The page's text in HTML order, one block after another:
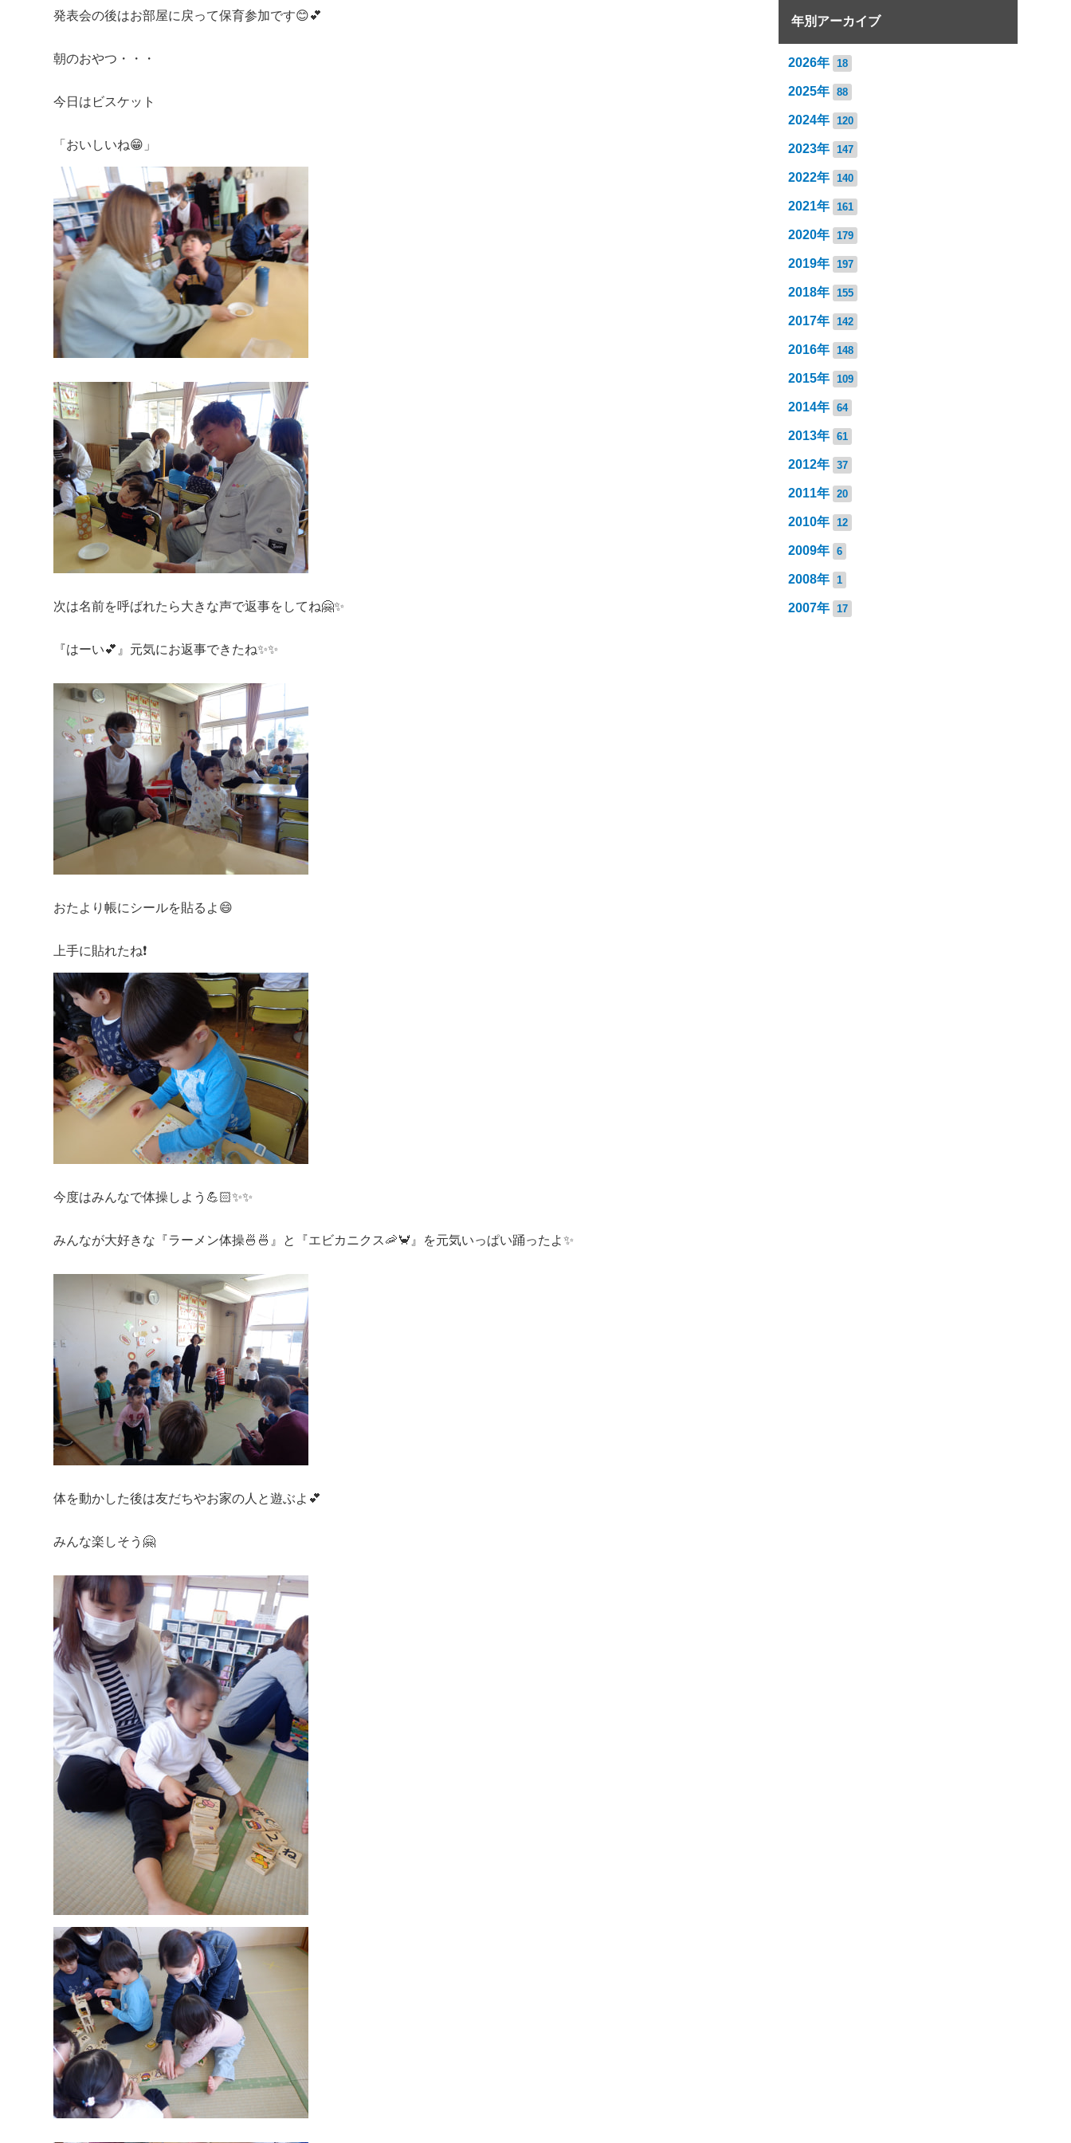
発表会の後はお部屋に戻って保育参加です😊💕
朝のおやつ・・・
今日はビスケット
「おいしいね😁」
次は名前を呼ばれたら大きな声で返事をしてね🤗✨
『はーい💕』元気にお返事できたね✨✨
おたより帳にシールを貼るよ😄
上手に貼れたね❗
今度はみんなで体操しよう💪🏻✨✨
みんなが大好きな『ラーメン体操🍜🍜』と『エビカニクス🦐🦀』を元気いっぱい踊ったよ✨
体を動かした後は友だちやお家の人と遊ぶよ💕
みんな楽しそう🤗
年別アーカイブ
2026年 18
2025年 88
2024年 120
2023年 147
2022年 140
2021年 161
2020年 179
2019年 197
2018年 155
2017年 142
2016年 148
2015年 109
2014年 64
2013年 61
2012年 37
2011年 20
2010年 12
2009年 6
2008年 1
2007年 17